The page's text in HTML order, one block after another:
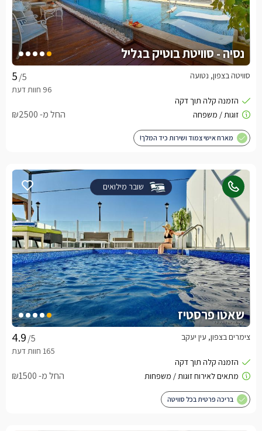
נסיה - סוויטת בוטיק בגליל
/5 סוויטה בצפון, נטועה
החל מ- ₪2500
מארח אישי צמוד ושירות כיד המלך!
שובר מילואים
שאטו פרסטיז
/5 צימרים בצפון, עין יעקב
החל מ- ₪1500
בריכה פרטית בכל סוויטה